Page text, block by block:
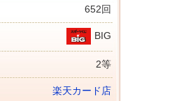
652回
BIG
2等
楽天カード店